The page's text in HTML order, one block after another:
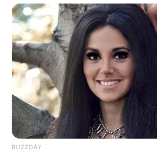
BUZZDAY